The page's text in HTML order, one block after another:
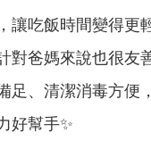
讓吃飯時間變得更
對爸媽來說也很友
足、清潔消毒方便
好幫手✨